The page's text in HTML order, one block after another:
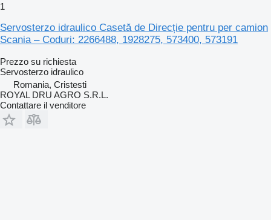
1
Servosterzo idraulico Casetă de Direcție pentru per camion
Scania – Coduri: 2266488, 1928275, 573400, 573191
Prezzo su richiesta
Servosterzo idraulico
Romania, Cristesti
ROYAL DRU AGRO S.R.L.
Contattare il venditore